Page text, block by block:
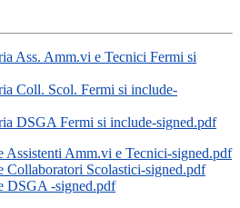
Ass. Amm.vi e Tecnici Fermi si
Coll. Scol. Fermi si include-
DSGA Fermi si include-signed.pdf
Assistenti Amm.vi e Tecnici-signed.pdf
Collaboratori Scolastici-signed.pdf
DSGA -signed.pdf